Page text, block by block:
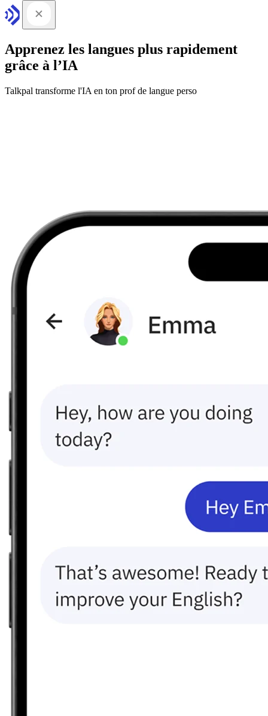
Apprenez les langues plus rapidement
grâce à l’IA
Talkpal transforme l'IA en ton prof de langue perso